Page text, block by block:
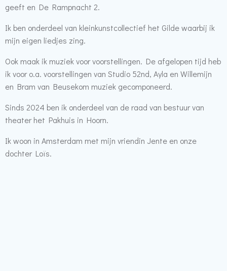
geeft en De Rampnacht 2.
Ik ben onderdeel van kleinkunstcollectief het Gilde waarbij ik
mijn eigen liedjes zing.
Ook maak ik muziek voor voorstellingen. De afgelopen tijd heb
ik voor o.a. voorstellingen van Studio 52nd, Ayla en Willemijn
en Bram van Beusekom muziek gecomponeerd.
Sinds 2024 ben ik onderdeel van de raad van bestuur van
theater het Pakhuis in Hoorn.
Ik woon in Amsterdam met mijn vriendin Jente en onze
dochter Loïs.